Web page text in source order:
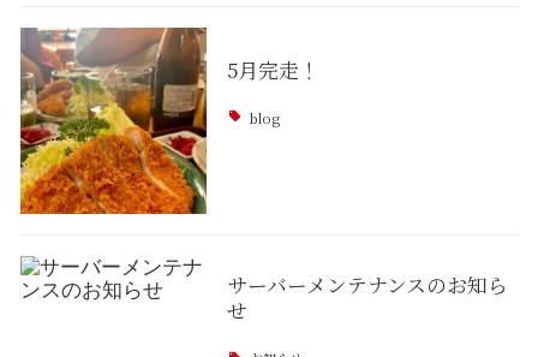
5月完走！
blog
サーバーメンテナンスのお知ら
せ